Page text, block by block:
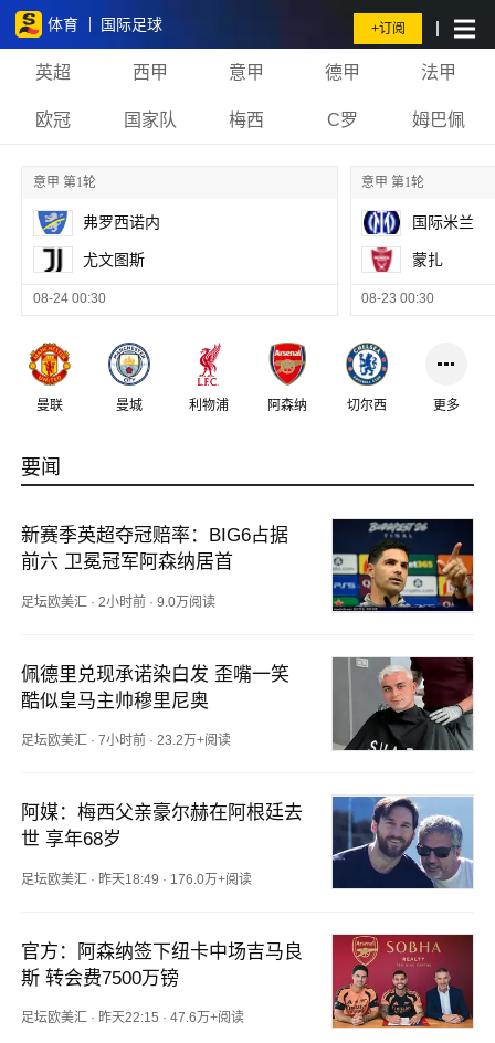
体育 国际足球 +订阅
英超 西甲 意甲 德甲 法甲
欧冠 国家队 梅西 C罗 姆巴佩
意甲 第1轮
弗罗西诺内
尤文图斯
08-24 00:30
意甲 第1轮
国际米兰
蒙扎
08-23 00:30
曼联 曼城 利物浦 阿森纳 切尔西 更多
要闻
新赛季英超夺冠赔率：BIG6占据
前六 卫冕冠军阿森纳居首
足坛欧美汇 ·2小时前 ·9.0万阅读
佩德里兑现承诺染白发 歪嘴一笑
酷似皇马主帅穆里尼奥
足坛欧美汇 ·7小时前 ·23.2万+阅读
阿媒：梅西父亲豪尔赫在阿根廷去
世 享年68岁
足坛欧美汇 · 昨天18:49 · 176.0万+阅读
官方：阿森纳签下纽卡中场吉马良
斯 转会费7500万镑
足坛欧美汇 · 昨天22:15 ·47.6万+阅读